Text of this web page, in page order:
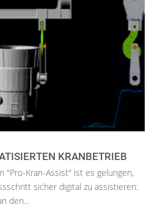
KRANBETRIEB
"Pro-Kran-Assist" ist es gelungen,
sicher digital zu assistieren:
den...